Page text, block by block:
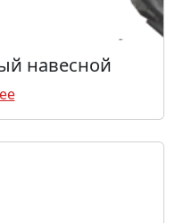
навесной